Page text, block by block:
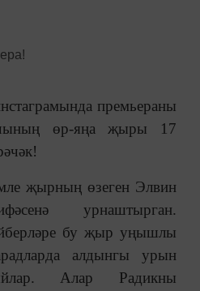
премьераны
өр-яңа җыры 17
җырның өзеген Элвин
урнаштырган.
бу җыр уңышлы
алдынгы урын
Алар Радикны